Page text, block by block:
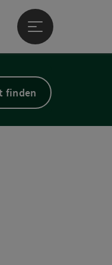
Hauptmenü öffnen
finden